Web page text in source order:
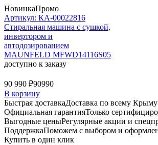
НовинкаПромо
Артикул: КА-00022816
Стиральная машина c сушкой,
инвертором и
автодозированием
MAUNFELD MFWD14116S05
доступно к заказу
90 990 ₽90990
В корзину
Быстрая доставкаДоставка по всему Крыму
Официальная гарантияТолько
Выгодные ценыРегулярные акции и
ПоддержкаПоможем с выбором и
Купить в один клик